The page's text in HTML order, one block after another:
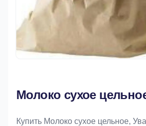
Молоко сухое
Купить Молоко сухое цельное,